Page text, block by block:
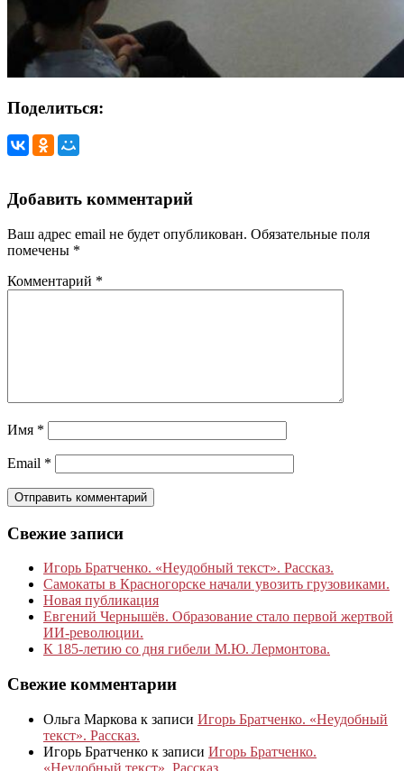
Поделиться:
Добавить комментарий
Ваш адрес email не будет опубликован. Обязательные поля
помечены *
Комментарий *
Имя *
Email *
Свежие записи
Игорь Братченко. «Неудобный текст». Рассказ.
Самокаты в Красногорске начали увозить грузовиками.
Новая публикация
Евгений Чернышёв. Образование стало первой жертвой
ИИ-революции.
К 185‑летию со дня гибели М.Ю. Лермонтова.
Свежие комментарии
Ольга Маркова к записи Игорь Братченко. «Неудобный
текст». Рассказ.
Игорь Братченко к записи Игорь Братченко.
«Неудобный текст». Рассказ.